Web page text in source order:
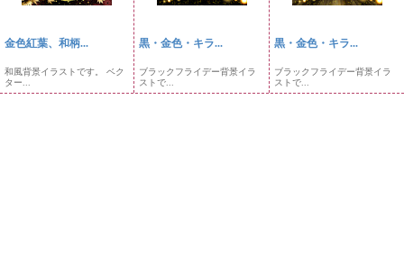
金色紅葉、和柄...
和風背景イラストです。 ベク
ター...
黒・金色・キラ...
ブラックフライデー背景イラ
ストで...
黒・金色・キラ...
ブラックフライデー背景イラ
ストで...